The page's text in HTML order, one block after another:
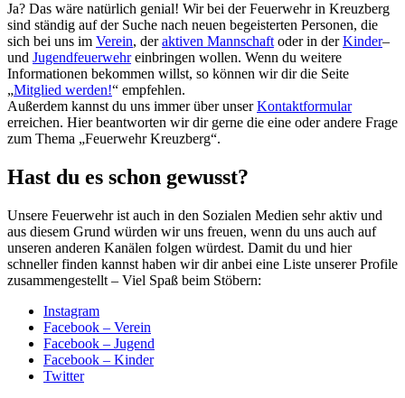
Ja? Das wäre natürlich genial! Wir bei der Feuerwehr in Kreuzberg
sind ständig auf der Suche nach neuen begeisterten Personen, die
sich bei uns im Verein, deraktiven Mannschaft oder in derKinder–
und Jugendfeuerwehreinbringen wollen. Wenn du weitere
Informationen bekommen willst, so können wir dir die Seite
„Mitglied werden!“ empfehlen.
Außerdem kannst du uns immer über unserKontaktformular
erreichen. Hier beantworten wir dir gerne die eine oder andere Frage
zum Thema „Feuerwehr Kreuzberg“.
Hast du es schon gewusst?
Unsere Feuerwehr ist auch in den Sozialen Medien sehr aktiv und
aus diesem Grund würden wir uns freuen, wenn du uns auch auf
unseren anderen Kanälen folgen würdest. Damit du und hier
schneller finden kannst haben wir dir anbei eine Liste unserer Profile
zusammengestellt – Viel Spaß beim Stöbern:
Instagram
Facebook – Verein
Facebook – Jugend
Facebook – Kinder
Twitter